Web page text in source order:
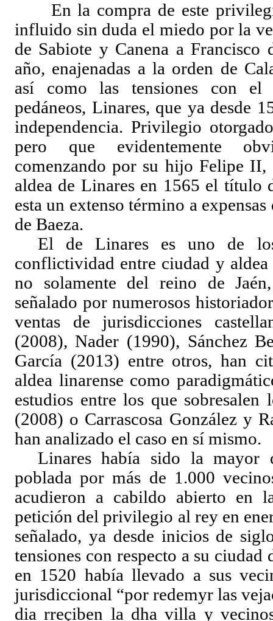
En la compra de este
influido sin duda el miedo por la
de Sabiote y Canena a Francisco
año, enajenadas a la orden de
así como las tensiones con el
pedáneos, Linares, que ya desde
independencia. Privilegio
pero que evidentemente
comenzando por su hijo Felipe
aldea de Linares en 1565 el título
esta un extenso término a
de Baeza.
El de Linares es uno de
conflictividad entre ciudad y
no solamente del reino de
señalado por numerosos
ventas de jurisdicciones
(2008), Nader (1990), Sánchez
García (2013) entre otros, han
aldea linarense como
estudios entre los que sobresalen
(2008) o Carrascosa González y
han analizado el caso en sí mismo.
Linares había sido la mayor
poblada por más de 1.000
acudieron a cabildo abierto en
petición del privilegio al rey en
señalado, ya desde inicios de
tensiones con respecto a su ciudad
en 1520 había llevado a sus
jurisdiccional “por redemyr las
dia rreçiben la dha villa y